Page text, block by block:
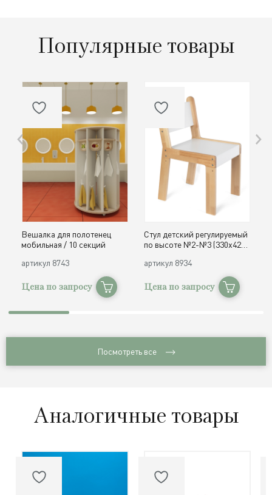
Популярные товары
Вешалка для полотенец
мобильная / 10 секций
артикул 8743
Цена по запросу
Стул детский регулируемый
по высоте №2-№3 (330х420,
артикул 8934
Цена по запросу
Посмотреть все
Аналогичные товары